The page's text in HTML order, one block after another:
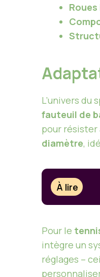
L’univers
fauteuil de
pour résister
diamètre,
À lire
Pour le
intègre un
réglages –